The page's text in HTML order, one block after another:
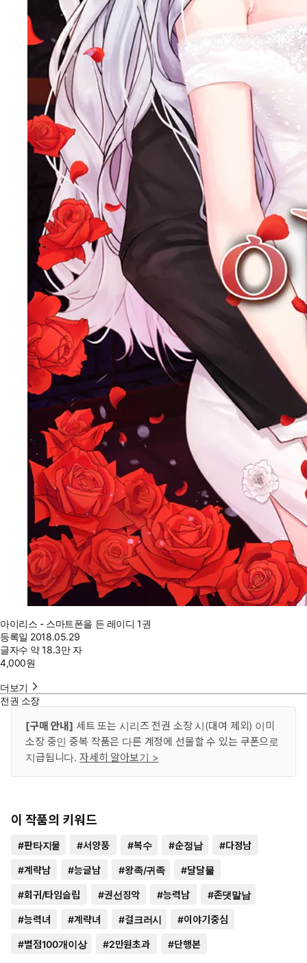
아이리스 - 스마트폰을 든 레이디 1권
등록일 2018.05.29
글자수 약 18.3만 자
4,000원
더보기
전권 소장
[구매 안내] 세트 또는 시리즈 전권 소장 시(대여 제외) 이미
소장 중인 중복 작품은 다른 계정에 선물할 수 있는 쿠폰으로
지급됩니다. 자세히 알아보기 >
이 작품의 키워드
#판타지물 #서양풍 #복수 #순정남 #다정남
#계략남 #능글남 #왕족/귀족 #달달물
#회귀/타임슬립 #권선징악 #능력남 #존댓말남
#능력녀 #계략녀 #걸크러시 #이야기중심
#별점100개이상 #2만원초과 #단행본